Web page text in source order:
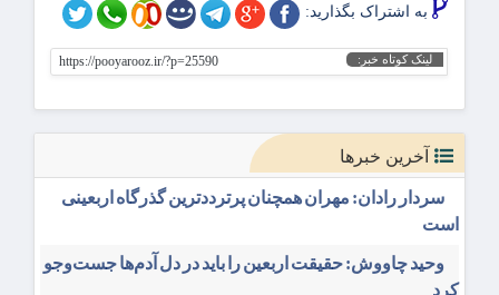
به اشتراک بگذارید:
لینک کوتاه خبر: https://pooyarooz.ir/?p=25590
آخرین خبرها
سردار رادان: مهران همچنان پرترددترین گذرگاه اربعینی
است
وحید چاووش: حقیقت اربعین را باید در دل آدم‌ها جست‌وجو
کرد